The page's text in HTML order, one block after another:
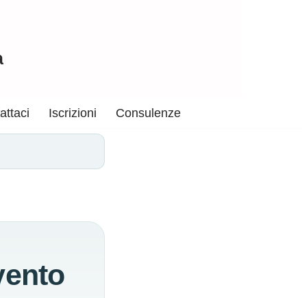
Iscrizioni Consulenze